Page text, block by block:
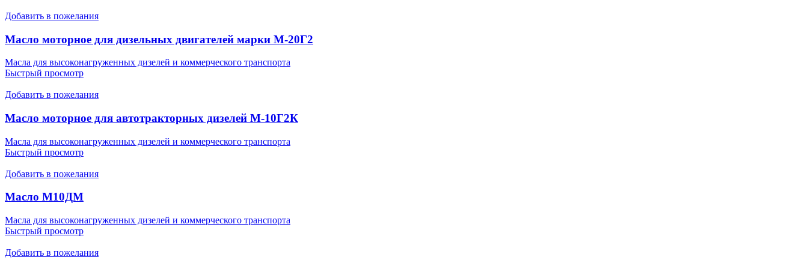
Добавить в пожелания
Масло моторное для дизельных двигателей марки М-20Г2
Масла для высоконагруженных дизелей и коммерческого транспорта
Быстрый просмотр
Добавить в пожелания
Масло моторное для автотракторных дизелей М-10Г2К
Масла для высоконагруженных дизелей и коммерческого транспорта
Быстрый просмотр
Добавить в пожелания
Масло М10ДМ
Масла для высоконагруженных дизелей и коммерческого транспорта
Быстрый просмотр
Добавить в пожелания